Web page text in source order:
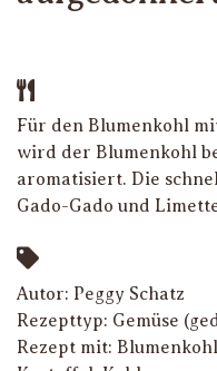
Für den Blumenkohl
wird der Blumenkohl
aromatisiert. Die
Gado-Gado und
Autor: Peggy Schatz
Rezepttyp: Gemüse
Rezept mit: Blumenkohl